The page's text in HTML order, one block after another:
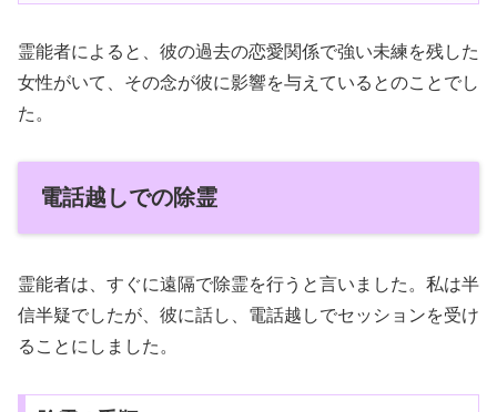
霊能者によると、彼の過去の恋愛関係で強い未練を残した
女性がいて、その念が彼に影響を与えているとのことでし
た。
電話越しでの除霊
霊能者は、すぐに遠隔で除霊を行うと言いました。私は半
信半疑でしたが、彼に話し、電話越しでセッションを受け
ることにしました。